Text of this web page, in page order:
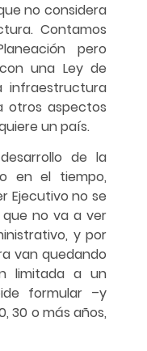
no considera
Contamos
pero
una Ley de
infraestructura
otros aspectos
un país.
de la
en el tiempo,
Ejecutivo no se
no va a ver
y por
van quedando
limitada a un
formular –y
30 o más años,